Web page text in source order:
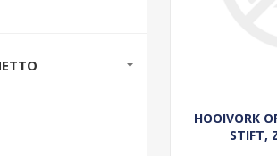
HOOIVORK
STIFT,